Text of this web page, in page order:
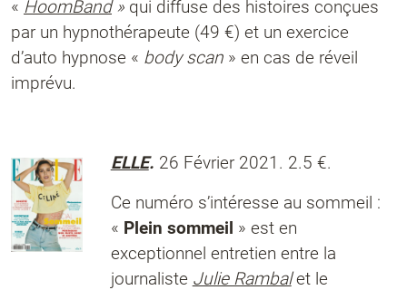
« HoomBand» qui diffuse des histoires conçues
par un hypnothérapeute (49 €) et un exercice
d’auto hypnose « body scan » en cas de réveil
imprévu.
ELLE. 26 Février 2021. 2.5 €.
Ce numéro s’intéresse au sommeil :
« Plein sommeil » est en
exceptionnel entretien entre la
journaliste Julie Rambalet le